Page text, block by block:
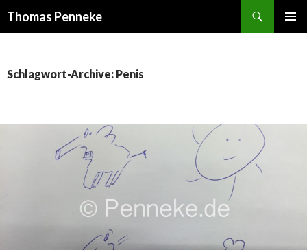
Thomas Penneke
Schlagwort-Archive: Penis